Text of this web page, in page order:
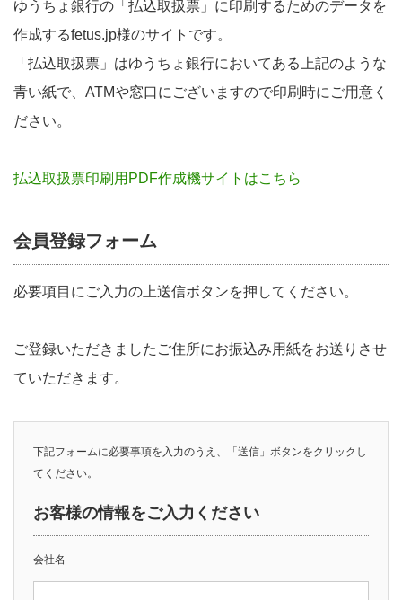
ゆうちょ銀行の「払込取扱票」に印刷するためのデータを
作成するfetus.jp様のサイトです。
「払込取扱票」はゆうちょ銀行においてある上記のような
青い紙で、ATMや窓口にございますので印刷時にご用意く
ださい。
払込取扱票印刷用PDF作成機サイトはこちら
会員登録フォーム
必要項目にご入力の上送信ボタンを押してください。
ご登録いただきましたご住所にお振込み用紙をお送りさせ
ていただきます。
下記フォームに必要事項を入力のうえ、「送信」ボタンをクリックし
てください。
お客様の情報をご入力ください
会社名